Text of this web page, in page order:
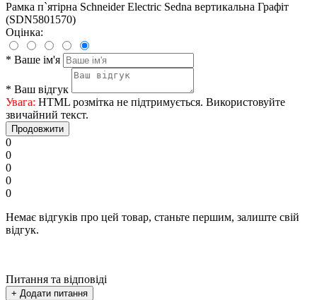
Рамка п`ятірна Schneider Electric Sedna вертикальна Графіт
(SDN5801570)
Оцінка:
* Ваше ім'я
* Ваш відгук
Увага: HTML розмітка не підтримується. Використовуйте
звичайний текст.
Продовжити
0
0
0
0
0
Немає відгуків про цей товар, станьте першим, залиште свій
відгук.
Питання та відповіді
+ Додати питання